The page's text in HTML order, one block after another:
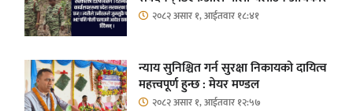
२०८२ असार १, आईतवार १८:४१
न्याय सुनिश्चित गर्न सुरक्षा निकायको दायित्व
महत्त्वपूर्ण हुन्छ : मेयर मण्डल
२०८२ असार १, आईतवार १२:५७